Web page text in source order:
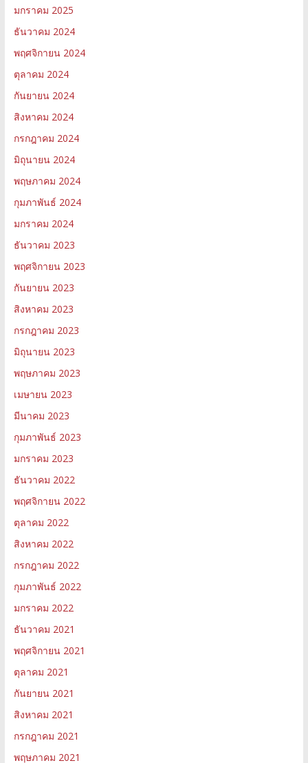
มกราคม 2025
ธันวาคม 2024
พฤศจิกายน 2024
ตุลาคม 2024
กันยายน 2024
สิงหาคม 2024
กรกฎาคม 2024
มิถุนายน 2024
พฤษภาคม 2024
กุมภาพันธ์ 2024
มกราคม 2024
ธันวาคม 2023
พฤศจิกายน 2023
กันยายน 2023
สิงหาคม 2023
กรกฎาคม 2023
มิถุนายน 2023
พฤษภาคม 2023
เมษายน 2023
มีนาคม 2023
กุมภาพันธ์ 2023
มกราคม 2023
ธันวาคม 2022
พฤศจิกายน 2022
ตุลาคม 2022
สิงหาคม 2022
กรกฎาคม 2022
กุมภาพันธ์ 2022
มกราคม 2022
ธันวาคม 2021
พฤศจิกายน 2021
ตุลาคม 2021
กันยายน 2021
สิงหาคม 2021
กรกฎาคม 2021
พฤษภาคม 2021